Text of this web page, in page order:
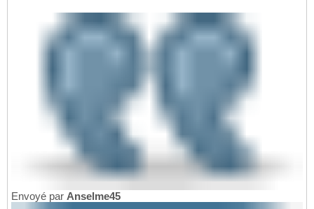
Envoyé par Anselme45